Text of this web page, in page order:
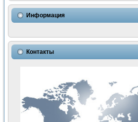
Использование NI LabVIEW
Исследовние возможности
Математическое
Применение
Симуляция отклика
Автоматизация
Разработка
Применение среды LabVIEW
Портативная система для
Использование LabVIEW
Устройство для снятия
Информация
Контакты